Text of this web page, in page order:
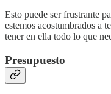
Esto puede ser frustrante
estemos acostumbrados a
tener en ella todo lo que
Presupuesto